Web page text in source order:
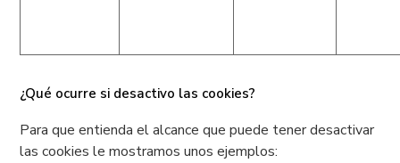
¿Qué ocurre si desactivo las cookies?
Para que entienda el alcance que puede tener desactivar
las cookies le mostramos unos ejemplos: